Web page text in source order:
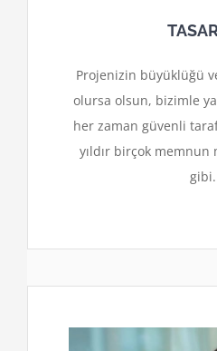
Projenizin büyüklüğü
olursa olsun, bizimle
her zaman güvenli
yıldır birçok
gibi.